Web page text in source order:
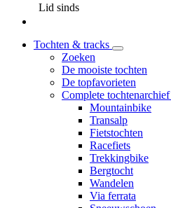
Lid sinds
Tochten & tracks
Zoeken
De mooiste tochten
De topfavorieten
Complete tochtenarchief
Mountainbike
Transalp
Fietstochten
Racefiets
Trekkingbike
Bergtocht
Wandelen
Via ferrata